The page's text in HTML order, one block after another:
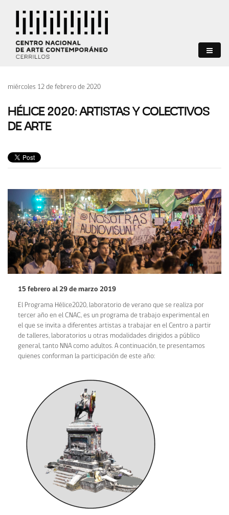
miércoles 12 de febrero de 2020
HÉLICE 2020: ARTISTAS Y COLECTIVOS
DE ARTE
15 febrero al 29 de marzo 2019
El Programa Hélice2020, laboratorio de verano que se realiza por
tercer año en el CNAC, es un programa de trabajo experimental en
el que se invita a diferentes artistas a trabajar en el Centro a partir
de talleres, laboratorios u otras modalidades dirigidos a público
general, tanto NNA como adultos. A continuación, te presentamos
quienes conforman la participación de este año: